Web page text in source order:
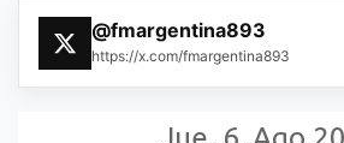
@fmargentina893
https://x.com/fmargentina893